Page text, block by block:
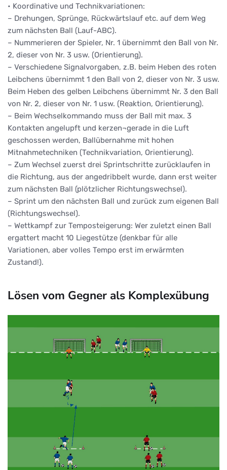
• Koordinative und Technikvariationen:
– Drehungen, Sprünge, Rückwärtslauf etc. auf dem Weg
zum nächsten Ball (Lauf-ABC).
– Nummerieren der Spieler, Nr. 1 übernimmt den Ball von Nr.
2, dieser von Nr. 3 usw. (Orientierung).
– Verschiedene Signalvorgaben, z.B. beim Heben des roten
Leibchens übernimmt 1 den Ball von 2, dieser von Nr. 3 usw.
Beim Heben des gelben Leibchens übernimmt Nr. 3 den Ball
von Nr. 2, dieser von Nr. 1 usw. (Reaktion, Orientierung).
– Beim Wechselkommando muss der Ball mit max. 3
Kontakten angelupft und kerzen¬gerade in die Luft
geschossen werden, Ballübernahme mit hohen
Mitnahmetechniken (Technikvariation, Orientierung).
– Zum Wechsel zuerst drei Sprintschritte zurücklaufen in
die Richtung, aus der angedribbelt wurde, dann erst weiter
zum nächsten Ball (plötzlicher Richtungswechsel).
– Sprint um den nächsten Ball und zurück zum eigenen Ball
(Richtungswechsel).
– Wettkampf zur Temposteigerung: Wer zuletzt einen Ball
ergattert macht 10 Liegestütze (denkbar für alle
Variationen, aber volles Tempo erst im erwärmten
Zustand!).
Lösen vom Gegner als Komplexübung